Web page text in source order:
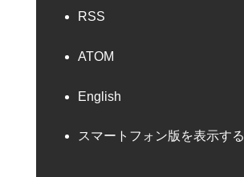
RSS
ATOM
English
スマートフォン版を表示する